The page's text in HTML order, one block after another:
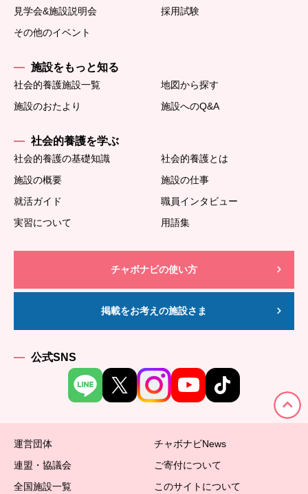
見学会&施設説明会
採用試験
その他のイベント
施設をもっと知る
社会的養護施設一覧
地図から探す
施設のおたより
施設へのQ&A
社会的養護を学ぶ
社会的養護の基礎知識
社会的養護とは
施設の概要
施設の仕事
就活ガイド
職員インタビュー
実習について
用語集
チャボナビの使い方
掲載をお考えの施設さま
公式SNS
運営団体
チャボナビNews
連盟・協議会
ご寄付について
全国施設一覧
このサイトについて